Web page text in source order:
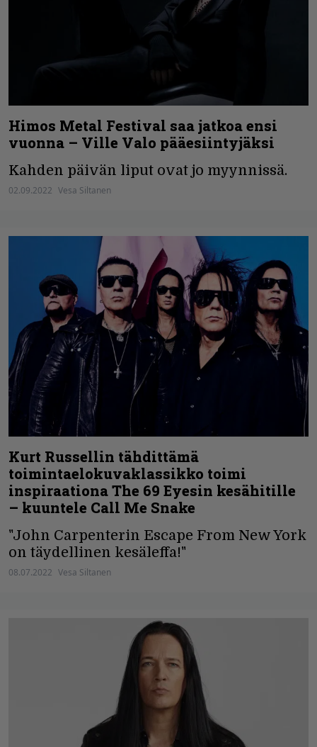
Himos Metal Festival saa jatkoa ensi
vuonna – Ville Valo pääesiintyjäksi
Kahden päivän liput ovat jo myynnissä.
02.09.2022 Vesa Siltanen
Kurt Russellin tähdittämä
toimintaelokuvaklassikko toimi
inspiraationa The 69 Eyesin kesähitille
– kuuntele Call Me Snake
"John Carpenterin Escape From New York
on täydellinen kesäleffa!"
08.07.2022 Vesa Siltanen